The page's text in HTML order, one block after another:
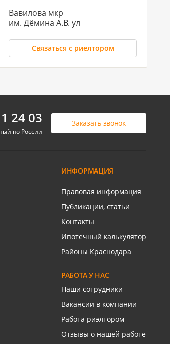
Вавилова мкр
им. Дёмина А.В. ул
Связаться с риелтором
5 500 000
Дом, 88 м2, 5 сот. Заказать звонок
24 03
по России
ИНФОРМАЦИЯ
Правовая информация
Публикации, статьи
Контакты
Ипотечный калькулятор
Районы Краснодара
РАБОТА У НАС
Наши сотрудники
Вакансии в компании
Работа риэлтором
Отзывы о нашей работе